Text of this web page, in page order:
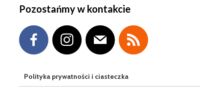
Pozostańmy w kontakcie
Polityka prywatności i ciasteczka